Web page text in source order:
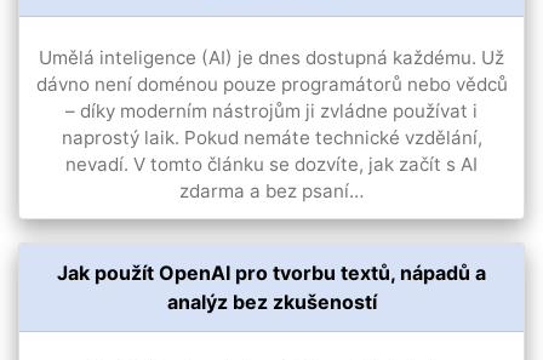
Umělá inteligence (AI) je dnes dostupná každému. Už
dávno není doménou pouze programátorů nebo vědců
– díky moderním nástrojům ji zvládne používat i
naprostý laik. Pokud nemáte technické vzdělání,
nevadí. V tomto článku se dozvíte, jak začít s AI
zdarma a bez psaní…
Jak použít OpenAI pro tvorbu textů, nápadů a
analýz bez zkušeností